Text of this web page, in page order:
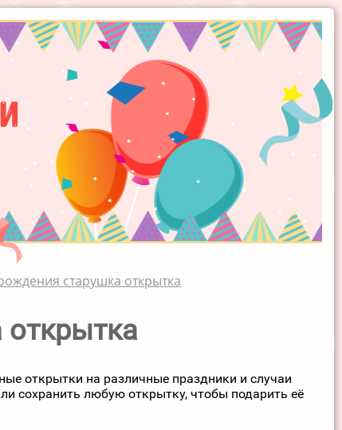
старушка открытка
открытки на различные праздники и случаи
сохранить любую открытку, чтобы подарить её